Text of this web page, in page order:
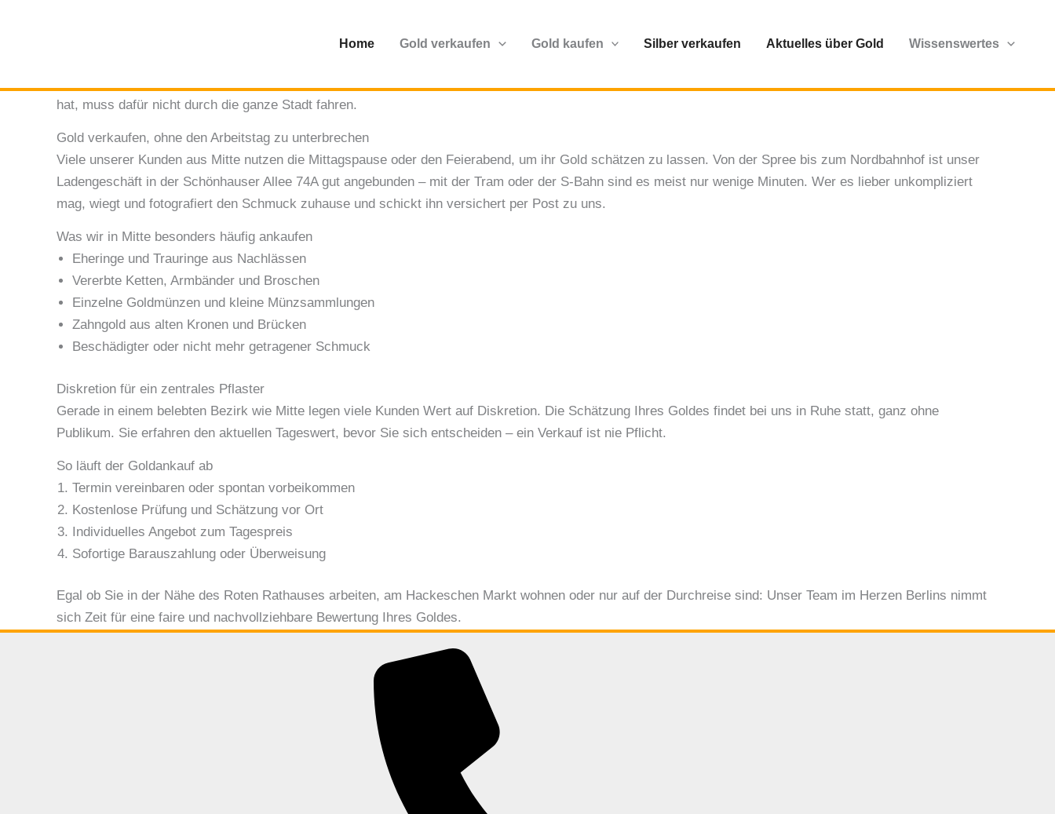
Home Gold verkaufen Gold kaufen Silber verkaufen Aktuelles über Gold Wissenswertes
hat, muss dafür nicht durch die ganze Stadt fahren.
Gold verkaufen, ohne den Arbeitstag zu unterbrechen
Viele unserer Kunden aus Mitte nutzen die Mittagspause oder den Feierabend, um ihr Gold schätzen zu lassen. Von der Spree bis zum Nordbahnhof ist unser
Ladengeschäft in der Schönhauser Allee 74A gut angebunden – mit der Tram oder der S-Bahn sind es meist nur wenige Minuten. Wer es lieber unkompliziert
mag, wiegt und fotografiert den Schmuck zuhause und schickt ihn versichert per Post zu uns.
Was wir in Mitte besonders häufig ankaufen
Eheringe und Trauringe aus Nachlässen
Vererbte Ketten, Armbänder und Broschen
Einzelne Goldmünzen und kleine Münzsammlungen
Zahngold aus alten Kronen und Brücken
Beschädigter oder nicht mehr getragener Schmuck
Diskretion für ein zentrales Pflaster
Gerade in einem belebten Bezirk wie Mitte legen viele Kunden Wert auf Diskretion. Die Schätzung Ihres Goldes findet bei uns in Ruhe statt, ganz ohne
Publikum. Sie erfahren den aktuellen Tageswert, bevor Sie sich entscheiden – ein Verkauf ist nie Pflicht.
So läuft der Goldankauf ab
Termin vereinbaren oder spontan vorbeikommen
Kostenlose Prüfung und Schätzung vor Ort
Individuelles Angebot zum Tagespreis
Sofortige Barauszahlung oder Überweisung
Egal ob Sie in der Nähe des Roten Rathauses arbeiten, am Hackeschen Markt wohnen oder nur auf der Durchreise sind: Unser Team im Herzen Berlins nimmt
sich Zeit für eine faire und nachvollziehbare Bewertung Ihres Goldes.